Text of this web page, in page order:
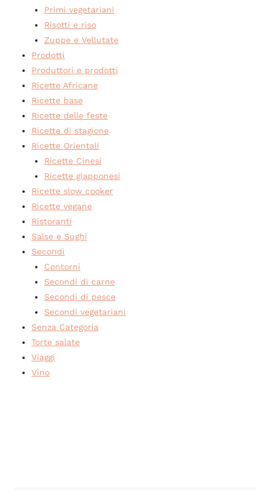
Primi vegetariani
Risotti e riso
Zuppe e Vellutate
Prodotti
Produttori e prodotti
Ricette Africane
Ricette base
Ricette delle feste
Ricette di stagione
Ricette Orientali
Ricette Cinesi
Ricette giapponesi
Ricette slow cooker
Ricette vegane
Ristoranti
Salse e Sughi
Secondi
Contorni
Secondi di carne
Secondi di pesce
Secondi vegetariani
Senza Categoria
Torte salate
Viaggi
Vino